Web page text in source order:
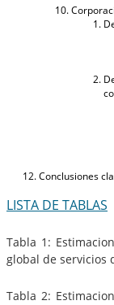
Conclusiones
LISTA DE TABLAS
Tabla 1:
global de servicios
Tabla 2: